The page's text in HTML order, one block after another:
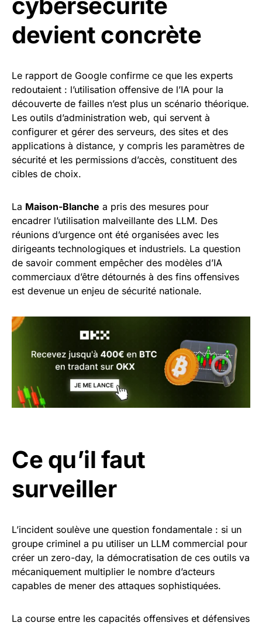
devient concrète
Le rapport de Google confirme ce que les experts
redoutaient : l’utilisation offensive de l’IA pour la
découverte de failles n’est plus un scénario théorique.
Les outils d’administration web, qui servent à
configurer et gérer des serveurs, des sites et des
applications à distance, y compris les paramètres de
sécurité et les permissions d’accès, constituent des
cibles de choix.
La Maison-Blanche a pris des mesures pour
encadrer l’utilisation malveillante des LLM. Des
réunions d’urgence ont été organisées avec les
dirigeants technologiques et industriels. La question
de savoir comment empêcher des modèles d’IA
commerciaux d’être détournés à des fins offensives
est devenue un enjeu de sécurité nationale.
Ce qu’il faut
surveiller
L’incident soulève une question fondamentale : si un
groupe criminel a pu utiliser un LLM commercial pour
créer un zero-day, la démocratisation de ces outils va
mécaniquement multiplier le nombre d’acteurs
capables de mener des attaques sophistiquées.
La course entre les capacités offensives et défensives